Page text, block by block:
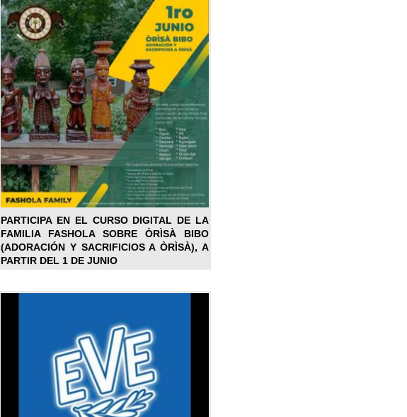
PARTICIPA EN EL CURSO DIGITAL DE LA
FAMILIA FASHOLA SOBRE ÒRÌSÀ BIBO
(ADORACIÓN Y SACRIFICIOS A ÒRÌSÀ), A
PARTIR DEL 1 DE JUNIO